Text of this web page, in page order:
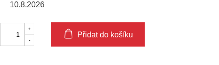
10.8.2026
Přidat do košíku